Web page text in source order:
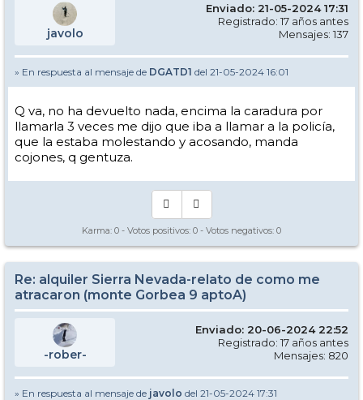
javolo
Enviado: 21-05-2024 17:31
Registrado: 17 años antes
Mensajes: 137
» En respuesta al mensaje de DGATD1 del 21-05-2024 16:01
Q va, no ha devuelto nada, encima la caradura por
llamarla 3 veces me dijo que iba a llamar a la policía,
que la estaba molestando y acosando, manda
cojones, q gentuza.
Karma: 0 - Votos positivos: 0 - Votos negativos: 0
Re: alquiler Sierra Nevada-relato de como me
atracaron (monte Gorbea 9 aptoA)
-rober-
Enviado: 20-06-2024 22:52
Registrado: 17 años antes
Mensajes: 820
» En respuesta al mensaje de javolo del 21-05-2024 17:31